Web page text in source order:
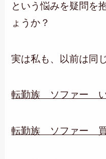
という悩みを疑問を
ょうか？
実は私も、以前は同
転勤族 ソファー
転勤族 ソファー 買